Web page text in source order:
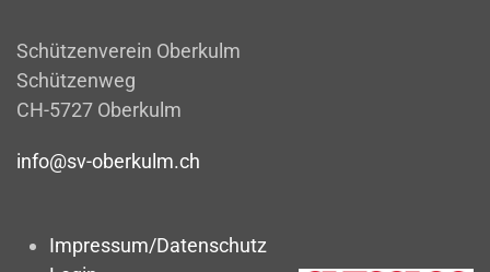
Schützenverein Oberkulm
Schützenweg
CH-5727 Oberkulm
info@sv-oberkulm.ch
Impressum/Datenschutz